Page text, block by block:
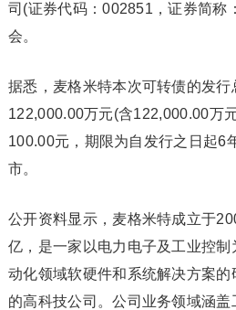
司(证券代码：002851，证券简称
会。
据悉，麦格米特本次可转债的发行
122,000.00万元(含122,000.00万
100.00元，期限为自发行之日起6
市。
公开资料显示，麦格米特成立于
亿，是一家以电力电子及工业控
动化领域软硬件和系统解决方案
的高科技公司。公司业务领域涵盖